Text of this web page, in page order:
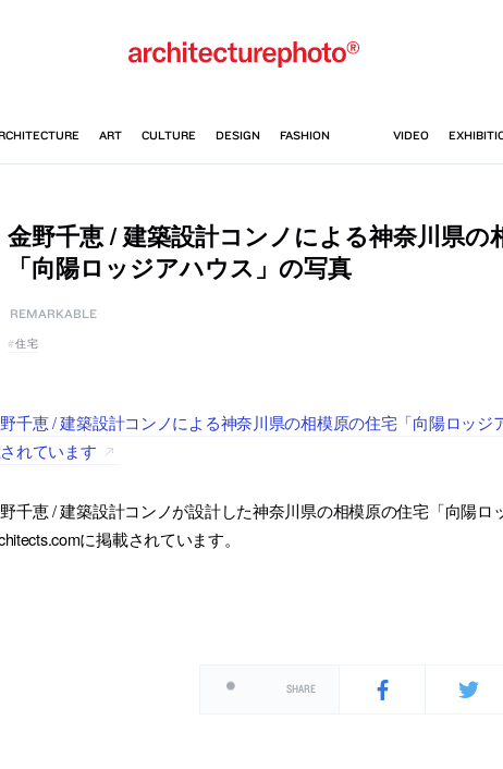
金野千恵 / 建築設計コンノによる神奈川県の
「向陽ロッジアハウス」の写真
REMARKABLE
住宅
千恵 / 建築設計コンノによる神奈川県の相模原の住宅「向陽ロッジ
れています
千恵 / 建築設計コンノが設計した神奈川県の相模原の住宅「向陽ロ
に掲載されています。
SHARE